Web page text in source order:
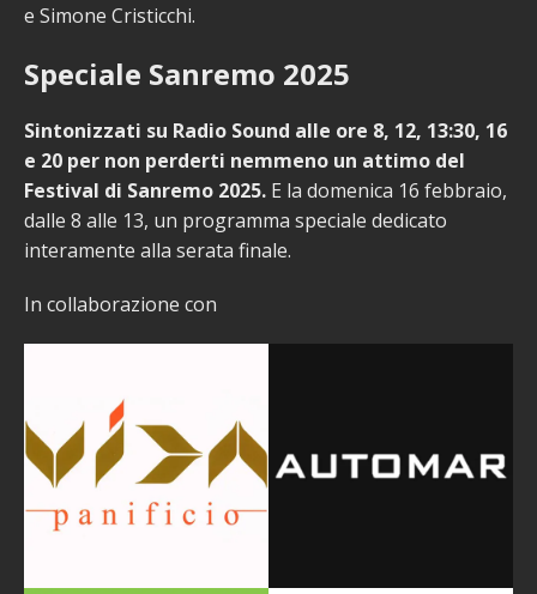
e Simone Cristicchi.
Speciale Sanremo 2025
Sintonizzati su Radio Sound alle ore 8, 12, 13:30, 16
e 20 per non perderti nemmeno un attimo del
Festival di Sanremo 2025. E la domenica 16 febbraio,
dalle 8 alle 13, un programma speciale dedicato
interamente alla serata finale.
In collaborazione con